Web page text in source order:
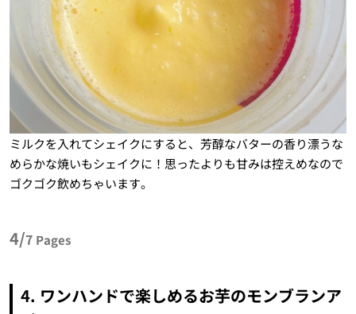
ミルクを入れてシェイクにすると、芳醇なバターの香り漂うな
めらかな焼いもシェイクに！思ったよりも甘みは控えめなので
ゴクゴク飲めちゃいます。
4/7 Pages
4. ワンハンドで楽しめるお芋のモンブランア